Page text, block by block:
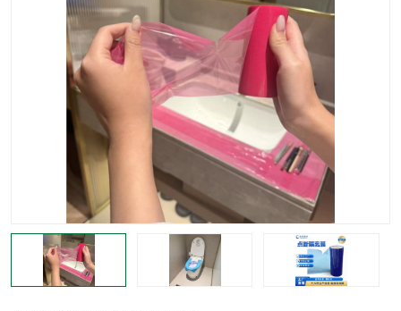
拉伸缠绕膜 透明保护膜
黑白保护膜 乳白保护膜
明蓝保护膜 纯黑保护膜
印字保护膜 彩钢板保护膜
不绣钢板保护膜 两边上胶保护膜
窗缝阻风胶带 铝板保护膜
不锈钢板保护膜 一次性隔离膜